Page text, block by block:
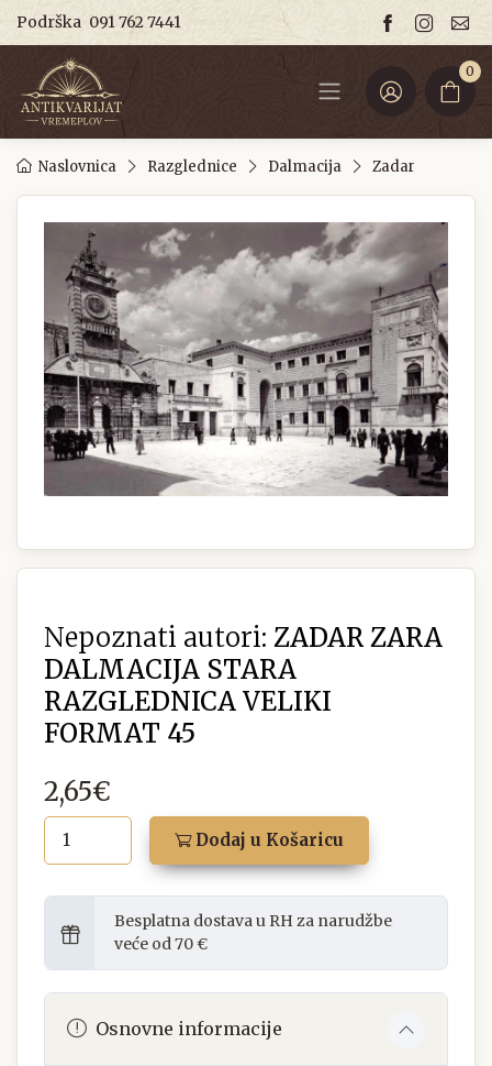
Podrška 091 762 7441
0
Naslovnica Razglednice Dalmacija Zadar
Nepoznati autori: ZADAR ZARA
DALMACIJA STARA
RAZGLEDNICA VELIKI
FORMAT 45
2,65€
Dodaj u Košaricu
Besplatna dostava u RH za narudžbe
veće od 70 €
Osnovne informacije